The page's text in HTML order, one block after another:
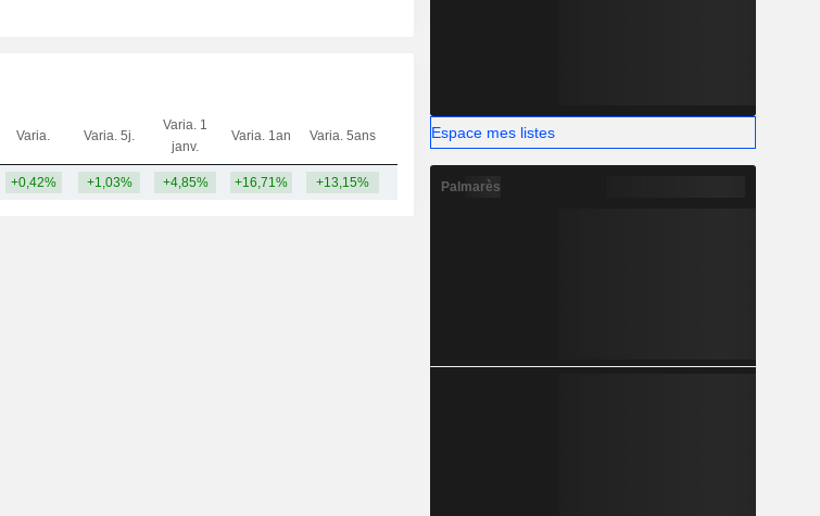
Varia. Varia. 5j.
Varia. 1
janv.
Varia. 1an Varia. 5ans Capi. CT MT LT
+0,42% +1,03% +4,85% +16,71% +13,15% 8,22 Md
Espace mes listes
Palmarès